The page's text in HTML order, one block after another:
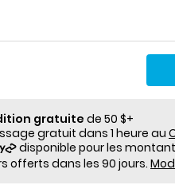
gratuitede 50 $+
gratuit dans 1 heure au
offerts dans les 90 jours.